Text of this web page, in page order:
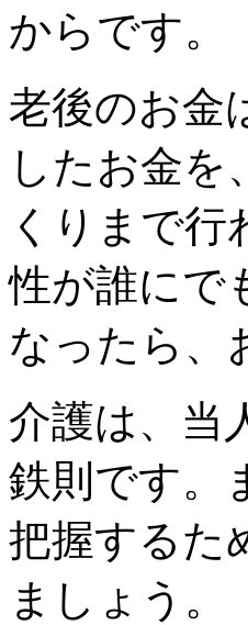
からです。
老後のお金
したお金を
くりまで
性が誰にで
なったら、
介護は、当
鉄則です。
把握するた
ましょう。